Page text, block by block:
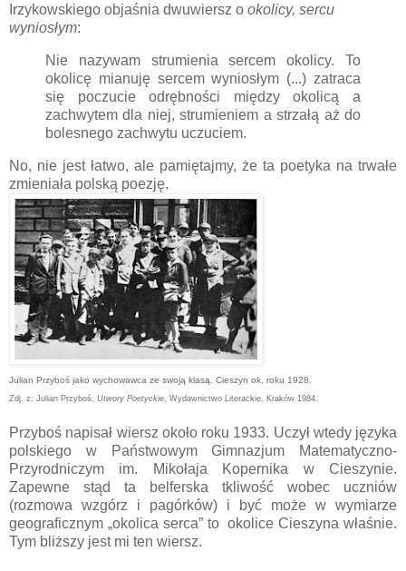
Irzykowskiego objaśnia dwuwiersz o okolicy, sercu
wyniosłym:
Nie nazywam strumienia sercem okolicy. To
okolicę mianuję sercem wyniosłym (...) zatraca
się poczucie odrębności między okolicą a
zachwytem dla niej, strumieniem a strzałą aż do
bolesnego zachwytu uczuciem.
No, nie jest łatwo, ale pamiętajmy, że ta poetyka na trwałe
zmieniała polską poezję.
Julian Przyboś jako wychowawca ze swoją klasą. Cieszyn ok. roku 1928.
Zdj. z: Julian Przyboś, Utwory Poetyckie , Wydawnictwo Literackie, Kraków 1984.
Przyboś napisał wiersz około roku 1933. Uczył wtedy języka
polskiego w Państwowym Gimnazjum Matematyczno-
Przyrodniczym im. Mikołaja Kopernika w Cieszynie.
Zapewne stąd ta belferska tkliwość wobec uczniów
(rozmowa wzgórz i pagórków) i być może w wymiarze
geograficznym „okolica serca” to okolice Cieszyna właśnie.
Tym bliższy jest mi ten wiersz.